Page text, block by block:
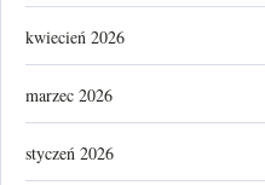
kwiecień 2026
marzec 2026
styczeń 2026